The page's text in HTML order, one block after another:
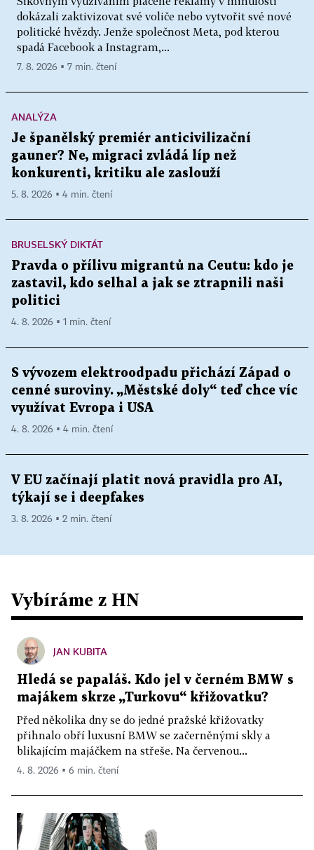
dokázali zaktivizovat své voliče nebo vytvořit své nové
politické hvězdy. Jenže společnost Meta, pod kterou
spadá Facebook a Instagram,...
7. 8. 2026 ▪ 7 min. čtení
ANALÝZA
Je španělský premiér anticivilizační
gauner? Ne, migraci zvládá líp než
konkurenti, kritiku ale zaslouží
5. 8. 2026 ▪ 4 min. čtení
BRUSELSKÝ DIKTÁT
Pravda o přílivu migrantů na Ceutu: kdo je
zastavil, kdo selhal a jak se ztrapnili naši
politici
4. 8. 2026 ▪ 1 min. čtení
S vývozem elektroodpadu přichází Západ o
cenné suroviny. „Městské doly“ teď chce víc
využívat Evropa i USA
4. 8. 2026 ▪ 4 min. čtení
V EU začínají platit nová pravidla pro AI,
týkají se i deepfakes
3. 8. 2026 ▪ 2 min. čtení
Vybíráme z HN
JAN KUBITA
Hledá se papaláš. Kdo jel v černém BMW s
majákem skrze „Turkovu“ křižovatku?
Před několika dny se do jedné pražské křižovatky
přihnalo obří luxusní BMW se začerněnými skly a
blikajícím majáčkem na střeše. Na červenou...
4. 8. 2026 ▪ 6 min. čtení